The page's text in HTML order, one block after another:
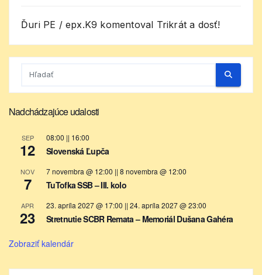
Ďuri PE / epx.K9 komentoval Trikrát a dosť!
Nadchádzajúce udalosti
SEP
12
08:00 || 16:00
Slovenská Ľupča
NOV
7
7 novembra @ 12:00 || 8 novembra @ 12:00
TuTofka SSB – III. kolo
APR
23
23. apríla 2027 @ 17:00 || 24. apríla 2027 @ 23:00
Stretnutie SCBR Remata – Memoriál Dušana Gahéra
Zobraziť kalendár